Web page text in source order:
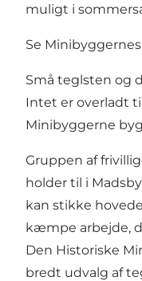
muligt i
Se
Små teglsten og
Intet er overladt
Minibyggerne
Gruppen af
holder til i
kan stikke
kæmpe arbejde,
Den Historiske
bredt udvalg af